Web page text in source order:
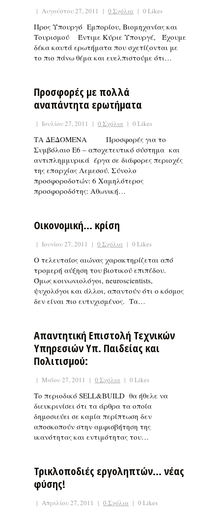
| Αυγούστου 27, 2011 | 0 Σχόλια | 0 Likes
Προς Υπουργό Εμπορίου, Βιομηχανίας και
Τουρισμού Έντιμε Κύριε Υπουργέ, Έχουμε
δέκα καυτά ερωτήματα που σχετίζονται με
το πιο πάνω θέμα και ευελπιστούμε ότι…
Προσφορές με πολλά
αναπάντητα ερωτήματα
| Ιουλίου 27, 2011 | 0 Σχόλια | 0 Likes
ΤΑ ΔΕΔΟΜΕΝΑ Προσφορές για το
Συμβόλαιο Ε6 – αποχετευτικό σύστημα και
αντιπλημμυρικά έργα σε διάφορες περιοχές
της επαρχίας Λεμεσού. Σύνολο
προσφοροδοτών: 6 Χαμηλότερος
προσφοροδότης: Αθωνική…
Οικονομική… κρίση
| Ιουνίου 27, 2011 | 0 Σχόλια | 0 Likes
Ο τελευταίος αιώνας χαρακτηρίζεται από
τρομερή αύξηση του βιοτικού επιπέδου.
Όμως κοινωνιολόγοι, neuroscientists,
ψυχολόγοι και άλλοι, απαντούν ότι ο κόσμος
δεν είναι πιο ευτυχισμένος. Tα…
Απαντητική Επιστολή Τεχνικών
Υπηρεσιών Υπ. Παιδείας και
Πολιτισμού:
| Μαΐου 27, 2011 | 0 Σχόλια | 0 Likes
Το περιοδικό SELL&BUILD θα ήθελε να
διευκρινίσει ότι τα άρθρα τα οποία
δημοσιεύει σε καμία περίπτωση δεν
αποσκοπούν στην αμφισβήτηση της
ικανότητας και εντιμότητας του…
Τρικλοποδιές εργοληπτών… νέας
φύσης!
| Απριλίου 27, 2011 | 0 Σχόλια | 0 Likes